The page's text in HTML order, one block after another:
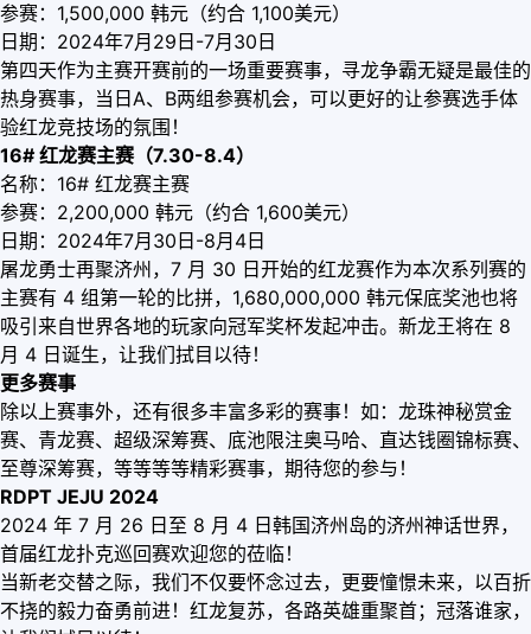
参赛：1,500,000 韩元（约合 1,100美元）
日期：2024年7月29日-7月30日
第四天作为主赛开赛前的一场重要赛事，寻龙争霸无疑是最佳的
热身赛事，当日A、B两组参赛机会，可以更好的让参赛选手体
验红龙竞技场的氛围！
16# 红龙赛主赛（7.30-8.4）
名称：16# 红龙赛主赛
参赛：2,200,000 韩元（约合 1,600美元）
日期：2024年7月30日-8月4日
屠龙勇士再聚济州，7 月 30 日开始的红龙赛作为本次系列赛的
主赛有 4 组第一轮的比拼，1,680,000,000 韩元保底奖池也将
吸引来自世界各地的玩家向冠军奖杯发起冲击。新龙王将在 8
月 4 日诞生，让我们拭目以待！
更多赛事
除以上赛事外，还有很多丰富多彩的赛事！如：龙珠神秘赏金
赛、青龙赛、超级深筹赛、底池限注奥马哈、直达钱圈锦标赛、
至尊深筹赛，等等等等精彩赛事，期待您的参与！
RDPT JEJU 2024
2024 年 7 月 26 日至 8 月 4 日韩国济州岛的济州神话世界，
首届红龙扑克巡回赛欢迎您的莅临！
当新老交替之际，我们不仅要怀念过去，更要憧憬未来，以百折
不挠的毅力奋勇前进！红龙复苏，各路英雄重聚首；冠落谁家，